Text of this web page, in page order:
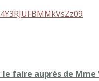
faire auprès de Mme